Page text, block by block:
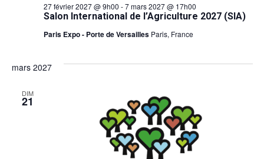
Salon International de l’Agriculture 2027 (SIA)
27 février 2027 @ 9h00 -7 mars 2027 @ 17h00
Paris Expo - Porte de Versailles Paris, France
mars 2027
DIM
21